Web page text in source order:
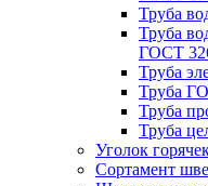
Труба
Труба
ГОСТ
Труба
Труба
Труба
Труба
Уголок
Сортамент